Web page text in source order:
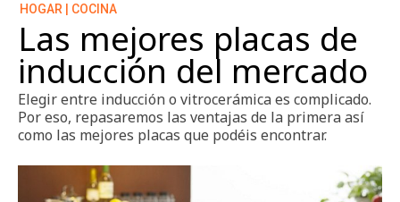
HOGAR | COCINA
Las mejores placas de
inducción del mercado
Elegir entre inducción o vitrocerámica es complicado.
Por eso, repasaremos las ventajas de la primera así
como las mejores placas que podéis encontrar.